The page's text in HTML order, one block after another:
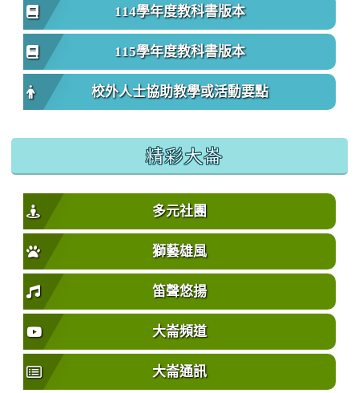
114學年度教科書版本
115學年度教科書版本
校外人士協助教學或活動要點
精彩大崙
多元社團
獅藝雄風
笛聲悠揚
大崙頻道
大崙通訊